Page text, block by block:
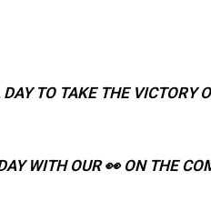
TO TAKE THE VICTORY
WITH OUR 👀 ON THE